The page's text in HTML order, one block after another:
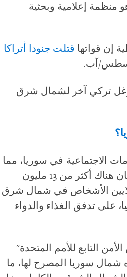
منظمة إعلامية وبحثية
قتلت جنودا أتراكا
تركي آخر لشمال شرق
الاجتماعية في سوريا، مما
أدى إلى احتياجات إنسانية هائلة. في أوائل 2021، كان هناك أكثر من 13 مليون
الأشخاص في شمال شرق
على تدفق الغذاء والدواء
التابع للأمم المتحدة"
شمال سوريا المصرح لها، ما